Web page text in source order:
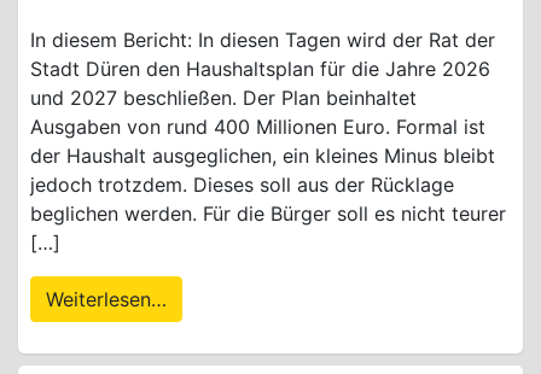
In diesem Bericht: In diesen Tagen wird der Rat der
Stadt Düren den Haushaltsplan für die Jahre 2026
und 2027 beschließen. Der Plan beinhaltet
Ausgaben von rund 400 Millionen Euro. Formal ist
der Haushalt ausgeglichen, ein kleines Minus bleibt
jedoch trotzdem. Dieses soll aus der Rücklage
beglichen werden. Für die Bürger soll es nicht teurer
[…]
Weiterlesen…